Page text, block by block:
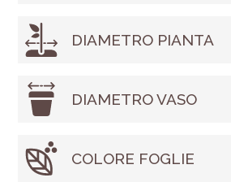
DIAMETRO PIANTA
DIAMETRO VASO
COLORE FOGLIE